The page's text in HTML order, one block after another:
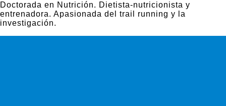
Doctorada en Nutrición. Dietista-nutricionista y
entrenadora. Apasionada del trail running y la
investigación.